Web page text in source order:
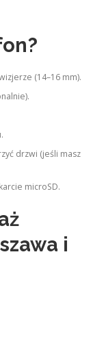
(14–16 mm).
drzwi (jeśli masz
microSD.
i